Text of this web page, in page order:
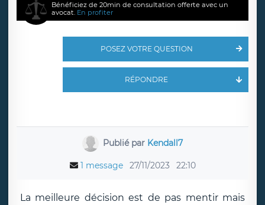
Bénéficiez de 20min de consultation offerte avec un
avocat. En profiter
POSEZ VOTRE QUESTION
RÉPONDRE
Publié par Kendall7
1 message 27/11/2023 22:10
La meilleure décision est de pas mentir mais